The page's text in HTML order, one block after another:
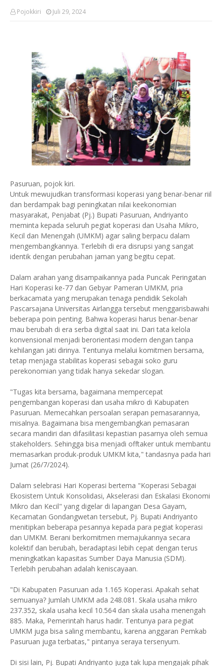
Pojokkiri Juli 29, 2024
Pasuruan, pojok kiri.
Untuk mewujudkan transformasi koperasi yang benar-benar riil
dan berdampak bagi peningkatan nilai keekonomian
masyarakat, Penjabat (Pj.) Bupati Pasuruan, Andriyanto
meminta kepada seluruh pegiat koperasi dan Usaha Mikro,
Kecil dan Menengah (UMKM) agar saling berpacu dalam
mengembangkannya. Terlebih di era disrupsi yang sangat
identik dengan perubahan jaman yang begitu cepat.
Dalam arahan yang disampaikannya pada Puncak Peringatan
Hari Koperasi ke-77 dan Gebyar Pameran UMKM, pria
berkacamata yang merupakan tenaga pendidik Sekolah
Pascarsajana Universitas Airlangga tersebut menggarisbawahi
beberapa poin penting. Bahwa koperasi harus benar-benar
mau berubah di era serba digital saat ini. Dari tata kelola
konvensional menjadi berorientasi modern dengan tanpa
kehilangan jati dirinya. Tentunya melalui komitmen bersama,
tetap menjaga stabilitas koperasi sebagai soko guru
perekonomian yang tidak hanya sekedar slogan.
"Tugas kita bersama, bagaimana mempercepat
pengembangan koperasi dan usaha mikro di Kabupaten
Pasuruan. Memecahkan persoalan serapan pemasarannya,
misalnya. Bagaimana bisa mengembangkan pemasaran
secara mandiri dan difasilitasi kepastian pasarnya oleh semua
stakeholders. Sehingga bisa menjadi offtaker untuk membantu
memasarkan produk-produk UMKM kita," tandasnya pada hari
Jumat (26/7/2024).
Dalam selebrasi Hari Koperasi bertema "Koperasi Sebagai
Ekosistem Untuk Konsolidasi, Akselerasi dan Eskalasi Ekonomi
Mikro dan Kecil" yang digelar di lapangan Desa Gayam,
Kecamatan Gondangwetan tersebut, Pj. Bupati Andriyanto
menitipkan beberapa pesannya kepada para pegiat koperasi
dan UMKM. Berani berkomitmen memajukannya secara
kolektif dan berubah, beradaptasi lebih cepat dengan terus
meningkatkan kapasitas Sumber Daya Manusia (SDM).
Terlebih perubahan adalah keniscayaan.
"Di Kabupaten Pasuruan ada 1.165 Koperasi. Apakah sehat
semuanya? Jumlah UMKM ada 248.081. Skala usaha mikro
237.352, skala usaha kecil 10.564 dan skala usaha menengah
885. Maka, Pemerintah harus hadir. Tentunya para pegiat
UMKM juga bisa saling membantu, karena anggaran Pemkab
Pasuruan juga terbatas," pintanya seraya tersenyum.
Di sisi lain, Pj. Bupati Andriyanto juga tak lupa mengajak pihak